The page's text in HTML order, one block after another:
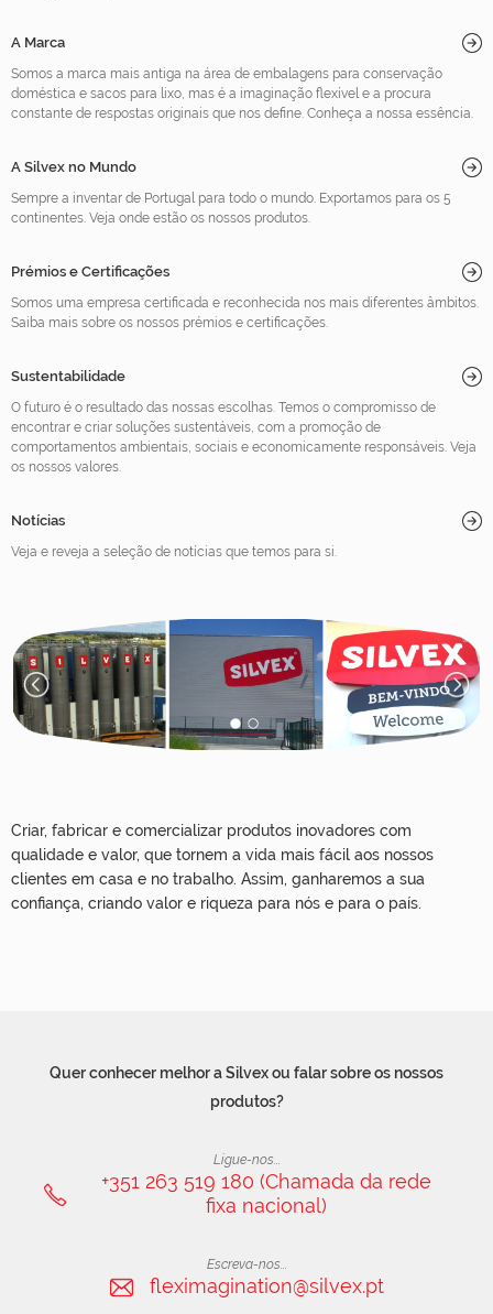
A Marca
Somos a marca mais antiga na área de embalagens para conservação
doméstica e sacos para lixo, mas é a imaginação flexível e a procura
constante de respostas originais que nos define. Conheça a nossa essência.
A Silvex no Mundo
Sempre a inventar de Portugal para todo o mundo. Exportamos para os 5
continentes. Veja onde estão os nossos produtos.
Prémios e Certificações
Somos uma empresa certificada e reconhecida nos mais diferentes âmbitos.
Saiba mais sobre os nossos prémios e certificações.
Sustentabilidade
O futuro é o resultado das nossas escolhas. Temos o compromisso de
encontrar e criar soluções sustentáveis, com a promoção de
comportamentos ambientais, sociais e economicamente responsáveis. Veja
os nossos valores.
Notícias
Veja e reveja a seleção de notícias que temos para si.
1 2
Criar, fabricar e comercializar produtos inovadores com
qualidade e valor, que tornem a vida mais fácil aos nossos
clientes em casa e no trabalho. Assim, ganharemos a sua
confiança, criando valor e riqueza para nós e para o país.
Quer conhecer melhor a Silvex ou falar sobre os nossos
produtos?
Ligue-nos...
+351 263 519 180 (Chamada da rede
fixa nacional)
Escreva-nos...
fleximagination@silvex.pt